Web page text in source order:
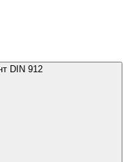
DIN 912